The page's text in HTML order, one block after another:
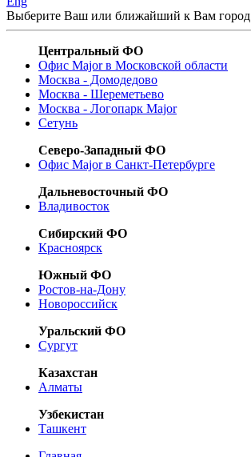
Выберите Ваш или ближайший к Вам город
Центральный ФО
Офис Major в Московской области
Москва - Домодедово
Москва - Шереметьево
Москва - Логопарк Major
Сетунь
Северо-Западный ФО
Офис Major в Санкт-Петербурге
Дальневосточный ФО
Владивосток
Сибирский ФО
Красноярск
Южный ФО
Ростов-на-Дону
Новороссийск
Уральский ФО
Сургут
Казахстан
Алматы
Узбекистан
Ташкент